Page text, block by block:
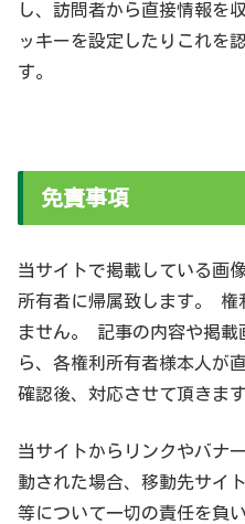
し、訪問者から直接情報を
ッキーを設定したりこれを
す。
免責事項
当サイトで掲載している画
所有者に帰属致します。 権
ません。 記事の内容や掲載
ら、各権利所有者様本人が
確認後、対応させて頂きます
当サイトからリンクやバナ
動された場合、移動先サイ
等について一切の責任を負い